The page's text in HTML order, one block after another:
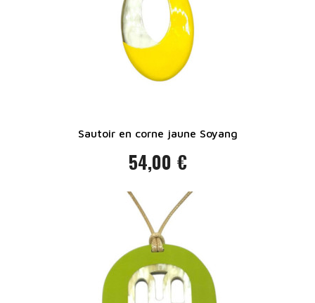
Sautoir en corne jaune Soyang
Prix
54,00 €